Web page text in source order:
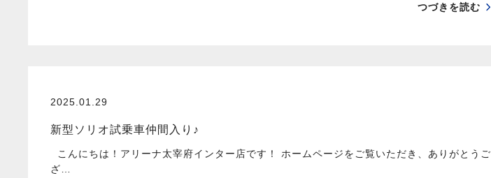
つづきを読む
2025.01.29
新型ソリオ試乗車仲間入り♪
こんにちは！アリーナ太宰府インター店です！ ホームページをご覧いただき、ありがとうご
ざ…